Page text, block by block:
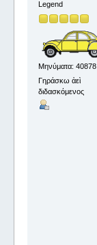
Legend
Μηνύματα: 40878
Γηράσκω ἀεὶ
διδασκόμενος